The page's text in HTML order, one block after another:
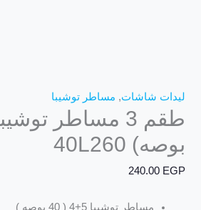
ليدات شاشات, مساطر توشيبا
بوصه) 40L260
240.00 EGP
مساطر توشيبا 5+4 ( 40 بوصه )